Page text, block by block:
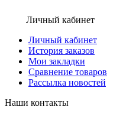
Личный кабинет
Личный кабинет
История заказов
Мои закладки
Сравнение товаров
Рассылка новостей
Наши контакты